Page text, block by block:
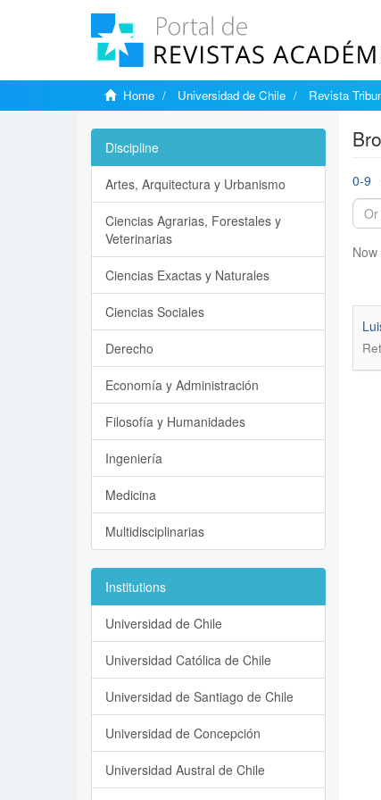
Home Universidad de Chile Revista
0-9
Discipline
Artes, Arquitectura y Urbanismo
Ciencias Agrarias, Forestales y
Veterinarias
Ciencias Exactas y Naturales
Ciencias Sociales
Derecho
Economía y Administración
Filosofía y Humanidades
Ingeniería
Medicina
Multidisciplinarias
Institutions
Universidad de Chile
Universidad Católica de Chile
Universidad de Santiago de Chile
Universidad de Concepción
Universidad Austral de Chile